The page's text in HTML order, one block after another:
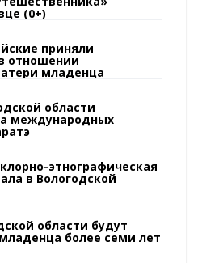
(0+)
приняли
отношении
младенца
области
международных
этнографическая
в Вологодской
области будут
более семи лет